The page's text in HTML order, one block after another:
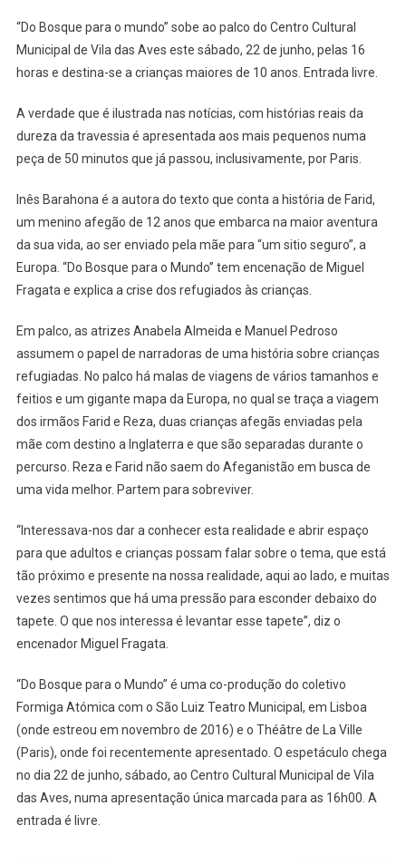
Explica
Crise
Dos
Aos
Mais
Novos
“Do Bosque para o mundo” sobe ao palco do Centro Cultural
Municipal de Vila das Aves este sábado, 22 de junho, pelas 16
horas e destina-se a crianças maiores de 10 anos. Entrada livre.
A verdade que é ilustrada nas notícias, com histórias reais da
dureza da travessia é apresentada aos mais pequenos numa
peça de 50 minutos que já passou, inclusivamente, por Paris.
Inês Barahona é a autora do texto que conta a história de Farid,
um menino afegão de 12 anos que embarca na maior aventura
da sua vida, ao ser enviado pela mãe para “um sitio seguro”, a
Europa. “Do Bosque para o Mundo” tem encenação de Miguel
Fragata e explica a crise dos refugiados às crianças.
Em palco, as atrizes Anabela Almeida e Manuel Pedroso
assumem o papel de narradoras de uma história sobre crianças
refugiadas. No palco há malas de viagens de vários tamanhos e
feitios e um gigante mapa da Europa, no qual se traça a viagem
dos irmãos Farid e Reza, duas crianças afegãs enviadas pela
mãe com destino a Inglaterra e que são separadas durante o
percurso. Reza e Farid não saem do Afeganistão em busca de
uma vida melhor. Partem para sobreviver.
“Interessava-nos dar a conhecer esta realidade e abrir espaço
para que adultos e crianças possam falar sobre o tema, que está
tão próximo e presente na nossa realidade, aqui ao lado, e muitas
vezes sentimos que há uma pressão para esconder debaixo do
tapete. O que nos interessa é levantar esse tapete”, diz o
encenador Miguel Fragata.
“Do Bosque para o Mundo” é uma co-produção do coletivo
Formiga Atómica com o São Luiz Teatro Municipal, em Lisboa
(onde estreou em novembro de 2016) e o Théâtre de La Ville
(Paris), onde foi recentemente apresentado. O espetáculo chega
no dia 22 de junho, sábado, ao Centro Cultural Municipal de Vila
das Aves, numa apresentação única marcada para as 16h00. A
entrada é livre.